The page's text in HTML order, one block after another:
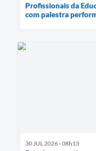
Profissionais da
com palestra
30 JUL 2026 - 08h13